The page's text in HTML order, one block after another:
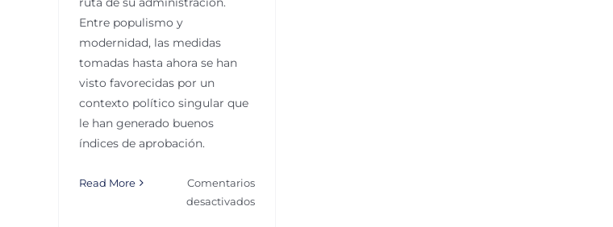
Entre populismo y
modernidad, las medidas
tomadas hasta ahora se han
visto favorecidas por un
contexto político singular que
le han generado buenos
índices de aprobación.
Read More
Comentarios
desactivadosen